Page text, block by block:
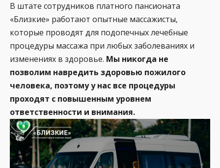
В штате сотрудников платного пансионата
«Близкие» работают опытные массажисты,
которые проводят для подопечных лечебные
процедуры массажа при любых заболеваниях и
изменениях в здоровье. Мы никогда не
позволим навредить здоровью пожилого
человека, поэтому у нас все процедуры
проходят с повышенным уровнем
ответственности и внимания.